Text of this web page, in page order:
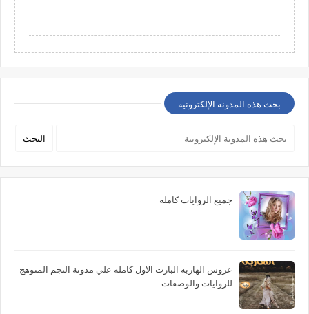
بحث هذه المدونة الإلكترونية
جميع الروايات كامله
عروس الهاربه البارت الاول كامله علي مدونة النجم المتوهج
للروايات والوصفات